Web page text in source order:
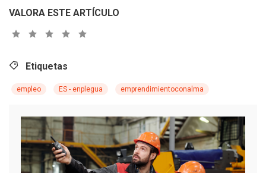
VALORA ESTE ARTÍCULO
Etiquetas
empleo ES - enplegua emprendimientoconalma